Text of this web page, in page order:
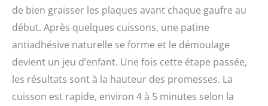
de bien graisser les plaques avant chaque gaufre au
début. Après quelques cuissons, une patine
antiadhésive naturelle se forme et le démoulage
devient un jeu d’enfant. Une fois cette étape passée,
les résultats sont à la hauteur des promesses. La
cuisson est rapide, environ 4 à 5 minutes selon la